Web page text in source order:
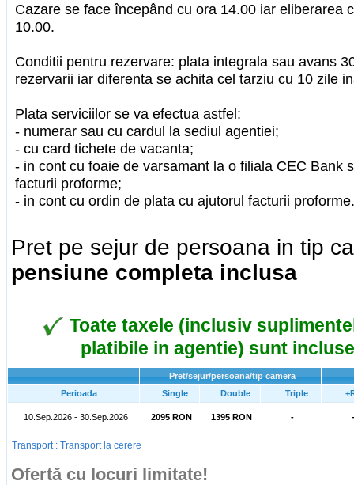
Cazare se face începând cu ora 14.00 iar eliberarea
10.00.
Conditii pentru rezervare: plata integrala sau avans
rezervarii iar diferenta se achita cel tarziu cu 10 zile
Plata serviciilor se va efectua astfel:
- numerar sau cu cardul la sediul agentiei;
- cu card tichete de vacanta;
- in cont cu foaie de varsamant la o filiala CEC Bank
facturii proforme;
- in cont cu ordin de plata cu ajutorul facturii proforme.
Pret pe sejur de persoana in tip
pensiune completa inclusa
Toate taxele (inclusiv
platibile in agentie) sunt
Pret/sejur/persoana/tip camera
Perioada
Single Double Triple
10.Sep.2026 - 30.Sep.2026 2095 RON 1395 RON -
Transport : Transport la cerere
Ofertă cu locuri limitate!